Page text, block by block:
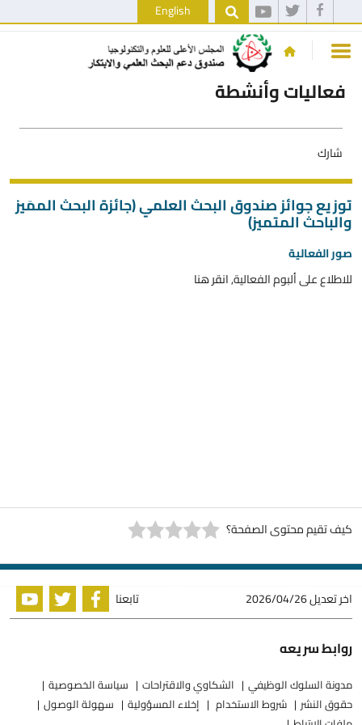
English
فعاليات وأنشطة
شارك
توزيع جوائز صندوق البحث العلمي (جائزة البحث الممَيز
والباحث المتميز)
صور الفعالية
للاطلاع على ألبوم الفعالية,انقر هنا
كيف تقيم محتوى الصفحة؟
اخر تعديل2026/04/26 تابعنا
روابط سريعه
مدونة السلوك الوظيفي الشكاوي والاقتراحات
سياسة الخصوصية
حقوق النشر
شروط الاستخدام إخلاء المسؤولية
سهولة الوصول